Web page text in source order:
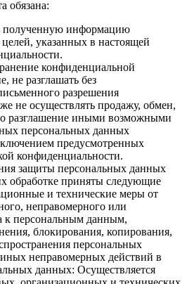
обязана:
полученную информацию
указанных в настоящей
конфиденциальной
не разглашать без
разрешения
не осуществлять продажу, обмен,
разглашение иными возможными
персональных данных
предусмотренных
конфиденциальности.
защиты персональных данных
обработке приняты следующие
и технические меры от
неправомерного или
к персональным данным,
блокирования, копирования,
персональных
неправомерных действий в
данных: Осуществляется